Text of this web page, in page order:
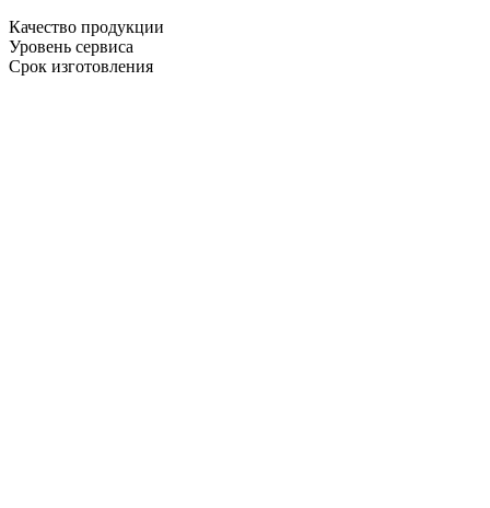
Качество продукции
Уровень сервиса
Срок изготовления